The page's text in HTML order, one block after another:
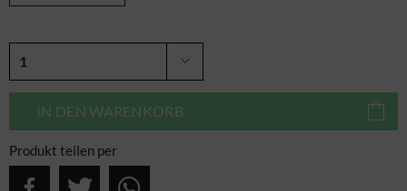
IN DEN WARENKORB
Produkt teilen per